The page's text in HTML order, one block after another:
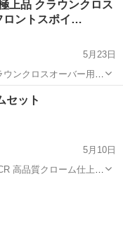
新品未使用の状態で残っ
上品 クラウンクロス
ロントスポイ…
5月23日
ンクロスオーバー用
パーツ（プレシャスホ
品未使用の状態で残っ
外装、車外用品
セット
5月10日
高品質クローム仕上げ